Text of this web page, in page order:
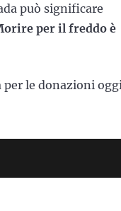
può significare
per il freddo è
per le donazioni oggi